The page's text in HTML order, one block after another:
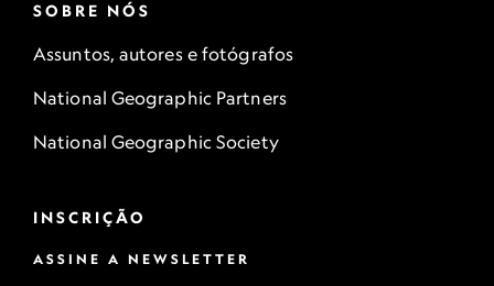
SOBRE NÓS
Assuntos, autores e fotógrafos
National Geographic Partners
National Geographic Society
INSCRIÇÃO
ASSINE A NEWSLETTER